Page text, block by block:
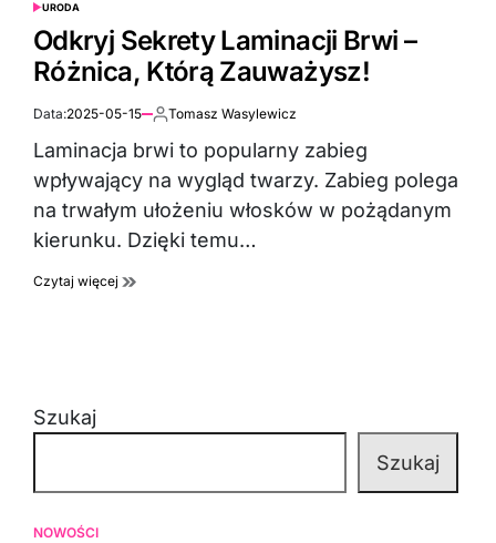
POSTED
IN
URODA
Odkryj Sekrety Laminacji Brwi –
Różnica, Którą Zauważysz!
Data:2025-05-15 Autor:
Tomasz Wasylewicz
Laminacja brwi to popularny zabieg
wpływający na wygląd twarzy. Zabieg polega
na trwałym ułożeniu włosków w pożądanym
kierunku. Dzięki temu…
Czytaj więcej
Szukaj
Szukaj
NOWOŚCI